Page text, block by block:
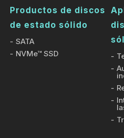
Productos de discos
de estado sólido
SATA
NVMe™ SSD